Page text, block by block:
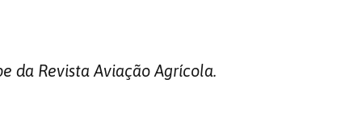
da Revista Aviação Agrícola.